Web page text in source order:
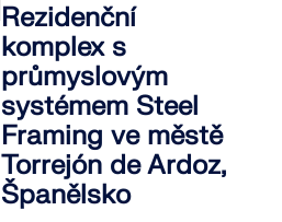
Rezidenční
komplex s
průmyslovým
systémem Steel
Framing ve městě
Torrejón de Ardoz,
Španělsko